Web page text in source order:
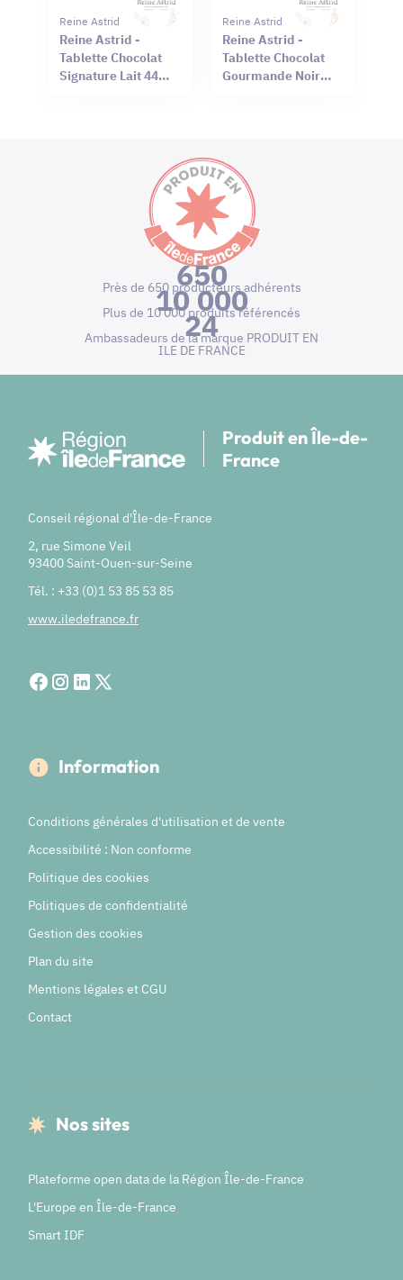
Reine Astrid
Reine Astrid -
Tablette Chocolat
Signature Lait 44%
Reine Astrid
Reine Astrid -
Tablette Chocolat
Gourmande Noir
650
Près de 650 producteurs adhérents
10 000
Plus de 10 000 produits référencés
24
Ambassadeurs de la marque PRODUIT EN
ILE DE FRANCE
Produit en Île-de-
France
Conseil régional d'Île-de-France
2, rue Simone Veil
93400 Saint-Ouen-sur-Seine
Tél. : +33 (0)1 53 85 53 85
www.iledefrance.fr
Information
Conditions générales d'utilisation et de vente
Accessibilité : Non conforme
Politique des cookies
Politiques de confidentialité
Gestion des cookies
Plan du site
Mentions légales et CGU
Contact
Nos sites
Plateforme open data de la Région Île-de-France
L'Europe en Île-de-France
Smart IDF